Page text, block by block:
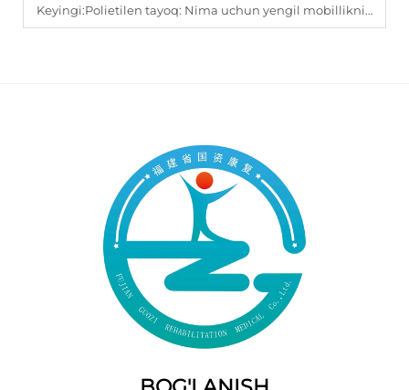
Keyingi:Polietilen tayoq: Nima uchun yengil mobillikni qo'llab-quvvatlash uchun afzal tanlov hisoblanadi